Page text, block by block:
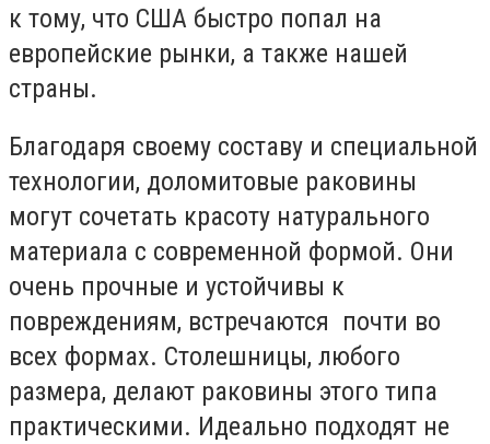
к тому, что США быстро попал на
европейские рынки, а также нашей
страны.
Благодаря своему составу и специальной
технологии, доломитовые раковины
могут сочетать красоту натурального
материала с современной формой. Они
очень прочные и устойчивы к
повреждениям, встречаются почти во
всех формах. Столешницы, любого
размера, делают раковины этого типа
практическими. Идеально подходят не